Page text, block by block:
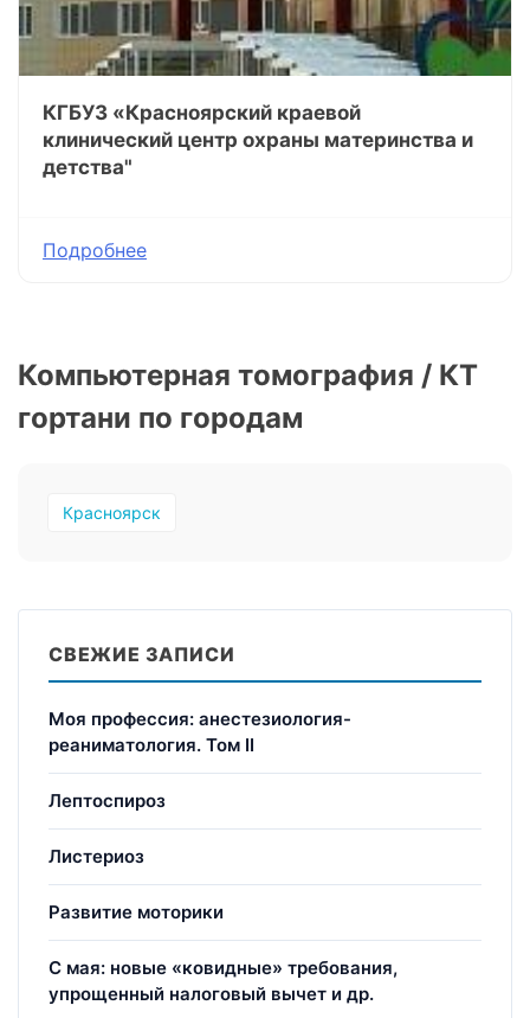
КГБУЗ «Красноярский краевой
клинический центр охраны материнства и
детства"
Подробнее
Компьютерная томография / КТ
гортани по городам
Красноярск
СВЕЖИЕ ЗАПИСИ
Моя профессия: анестезиология-
реаниматология. Том II
Лептоспироз
Листериоз
Развитие моторики
С мая: новые «ковидные» требования,
упрощенный налоговый вычет и др.